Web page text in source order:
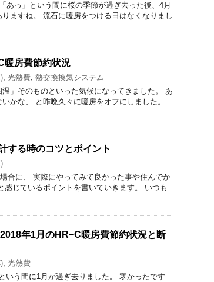
あっ」という間に桜の季節が過ぎ去った後、4月
ますね。 流石に暖房をつける日はなくなりまし
暖房費節約状況
, 光熱費, 熱交換換気システム
」そのものといった気候になってきました。 あ
かな、 と昨晩久々に暖房をオフにしました。
する時のコツとポイント
合に、 実際にやってみて良かった事や住んでか
感じているポイントを書いていきます。 いつも
年1月のHR−C暖房費節約状況と断
, 光熱費
いう間に1月が過ぎ去りました。 寒かったです